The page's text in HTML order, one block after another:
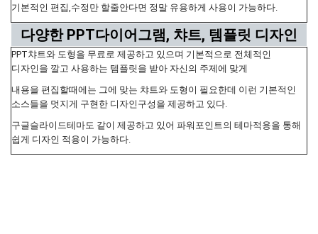
기본적인 편집,수정만 할줄안다면 정말 유용하게 사용이 가능하다.
다양한 PPT다이어그램, 챠트, 템플릿 디자인
PPT챠트와 도형을 무료로 제공하고 있으며 기본적으로 전체적인
디자인을 깔고 사용하는 템플릿을 받아 자신의 주제에 맞게
내용을 편집할때에는 그에 맞는 챠트와 도형이 필요한데 이런 기본적인
소스들을 멋지게 구현한 디자인구성을 제공하고 있다.
구글슬라이드테마도 같이 제공하고 있어 파워포인트의 테마적용을 통해
쉽게 디자인 적용이 가능하다.